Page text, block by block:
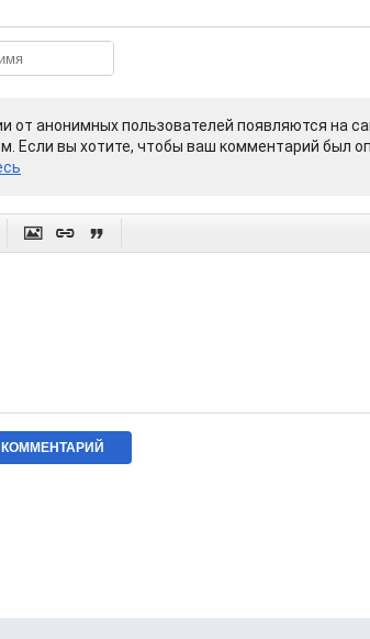
от анонимных пользователей появляются на
Если вы хотите, чтобы ваш комментарий был
  